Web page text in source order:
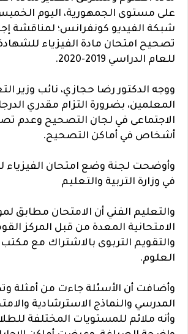
على مستوى الجمهورية، اليوم
شبكة الفيديو كونفرانس؛ لمناقشة
تصحيح امتحان مادة الفيزياء للشهادة
للعام الدراسي 2019-2020.
ووجه الدكتور رضا حجازي، نائب وزير
المعلمين، بضرورة التزام مقدري
الاجتماعى في لجان التصحيح وعدم
أشخاص في أماكن التصحيح.
وأوضحت لجنة وضع امتحان الفيزياء
في وزارة التربية والتعليم
والتعليم الفني أن الامتحان مطابق
الامتحانية المعدة من قبل المركز
والتقويم التربوى بالاشتراك مع مكتب
العلوم.
وأضافت أن الأسئلة جاءت من أمثلة
المدرسي والنماذج الاسترشادية
وأنه ملائم للمستويات المختلفة